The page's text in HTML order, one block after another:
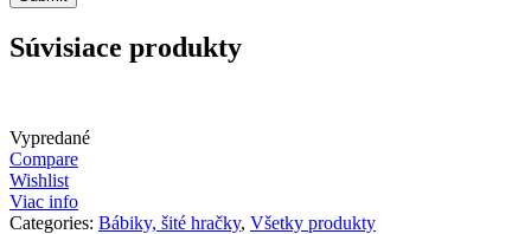
Súvisiace produkty
Vypredané
Compare
Wishlist
Viac info
Categories: Bábiky, šité hračky, Všetky produkty